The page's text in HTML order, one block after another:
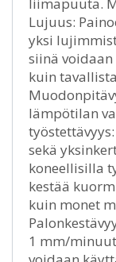
Lujuus:
yksi
siinä
kuin
lämpötilan
sekä
koneellisilla
kestää
kuin monet
1 mm/